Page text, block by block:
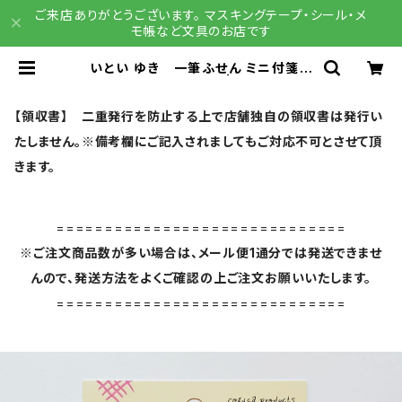
ご来店ありがとうございます。 マスキングテープ・シール・メ
モ帳など文具のお店です
いとい ゆき 一筆ふせん ミニ付箋セ
【領収書】 二重発行を防止する上で店舗独自の領収書は発行い
たしません。※備考欄にご記入されましてもご対応不可とさせて頂
きます。
==============================
※ご注文商品数が多い場合は、メール便1通分では発送できませ
んので、発送方法をよくご確認の上ご注文お願いいたします。
==============================